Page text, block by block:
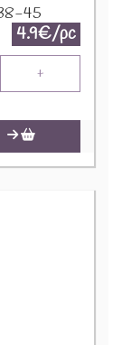
45
4.9€/pc
+